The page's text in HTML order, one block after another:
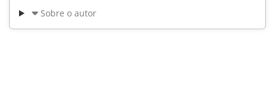
Sobre o autor